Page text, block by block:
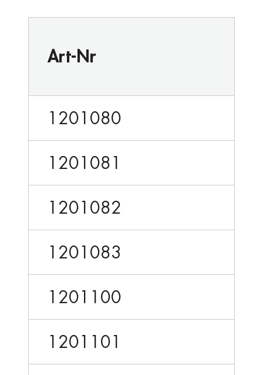
Art-Nr
1201080
1201081
1201082
1201083
1201100
1201101